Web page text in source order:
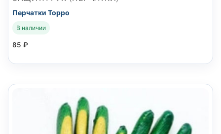
Перчатки Торро
В наличии
85 ₽